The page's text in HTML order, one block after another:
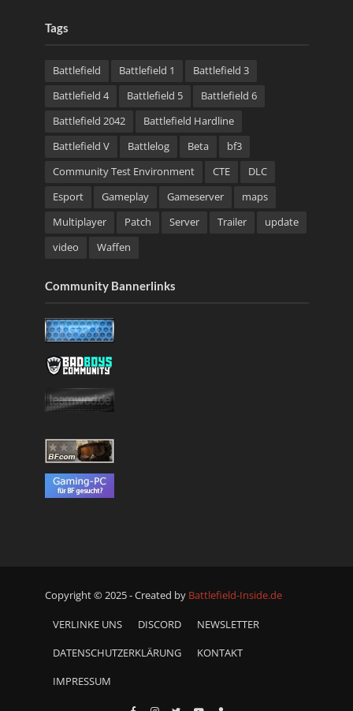
Tags
Battlefield Battlefield 1
Battlefield 3
Battlefield 4
Battlefield 5
Battlefield 6
Battlefield 2042
Battlefield Hardline
Battlefield V
Battlelog Beta
bf3
Community Test Environment
CTE
DLC
Esport
Gameplay Gameserver
maps
Multiplayer
Patch Server Trailer
update
video
Waffen
Community Bannerlinks
Copyright © 2025 - Created by Battlefield-Inside.de
VERLINKE UNS DISCORD NEWSLETTER
DATENSCHUTZERKLÄRUNG KONTAKT
IMPRESSUM